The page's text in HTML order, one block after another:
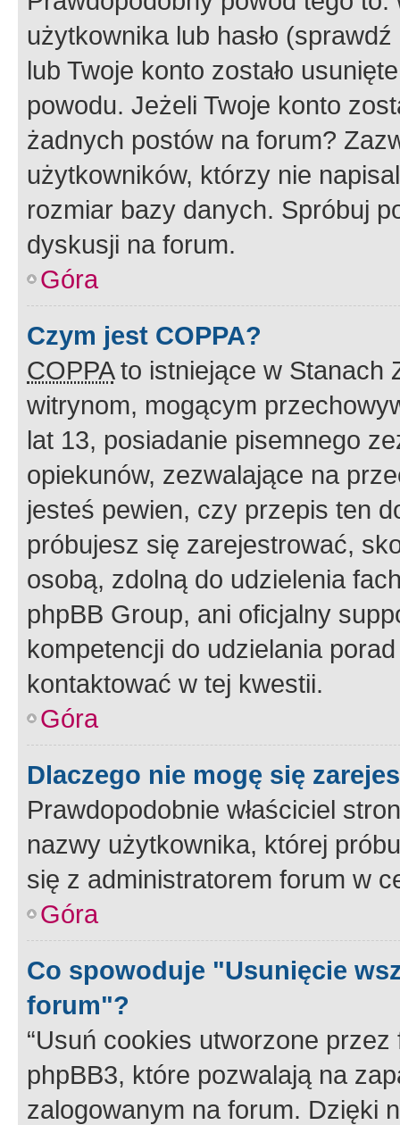
użytkownika lub hasło
lub Twoje konto zostało
powodu. Jeżeli Twoje konto
żadnych postów na forum?
użytkowników, którzy nie
rozmiar bazy danych. Spróbuj
dyskusji na forum.
Góra
Czym jest COPPA?
COPPAto istniejące w Stanach
witrynom, mogącym
lat 13, posiadanie pisemnego
opiekunów, zezwalające na
jesteś pewien, czy przepis ten
próbujesz się zarejestrować,
osobą, zdolną do udzielenia
phpBB Group, ani oficjalny
kompetencji do udzielania
kontaktować w tej kwestii.
Góra
Dlaczego nie mogę się
Prawdopodobnie właściciel
nazwy użytkownika, której
się z administratorem forum w
Góra
Co spowoduje "Usunięcie
forum"?
“Usuń cookies utworzone
phpBB3, które pozwalają na
zalogowanym na forum. Dzięki